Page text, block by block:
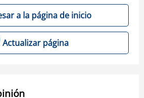
a la página de inicio
Actualizar página